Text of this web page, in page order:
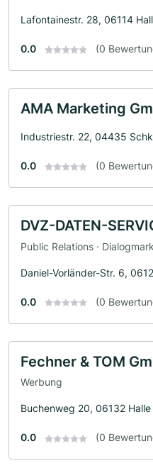
Lafontainestr. 28, 06114
0.0 (0
AMA Marketing
Industriestr. 22, 04435
0.0 (0
DVZ-DATEN-
Public Relations ·
Daniel-Vorländer-Str. 6,
0.0 (0
Fechner & TOM
Werbung
Buchenweg 20, 06132 Halle
0.0 (0